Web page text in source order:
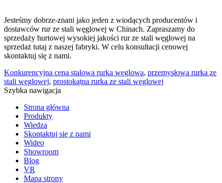
Jesteśmy dobrze-znani jako jeden z wiodących producentów i
dostawców rur ze stali węglowej w Chinach. Zapraszamy do
sprzedaży hurtowej wysokiej jakości rur ze stali węglowej na
sprzedaż tutaj z naszej fabryki. W celu konsultacji cenowej
skontaktuj się z nami.
Konkurencyjna cena stalowa rurka węglowa, przemysłowa rurka ze
stali węglowej, prostokątna rurka ze stali węglowej
Szybka nawigacja
Strona główna
Produkty
Wiedza
Skontaktuj się z nami
Wideo
Showroom
Blog
VR
Mapa strony